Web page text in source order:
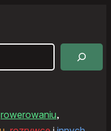
rowerowaniu,